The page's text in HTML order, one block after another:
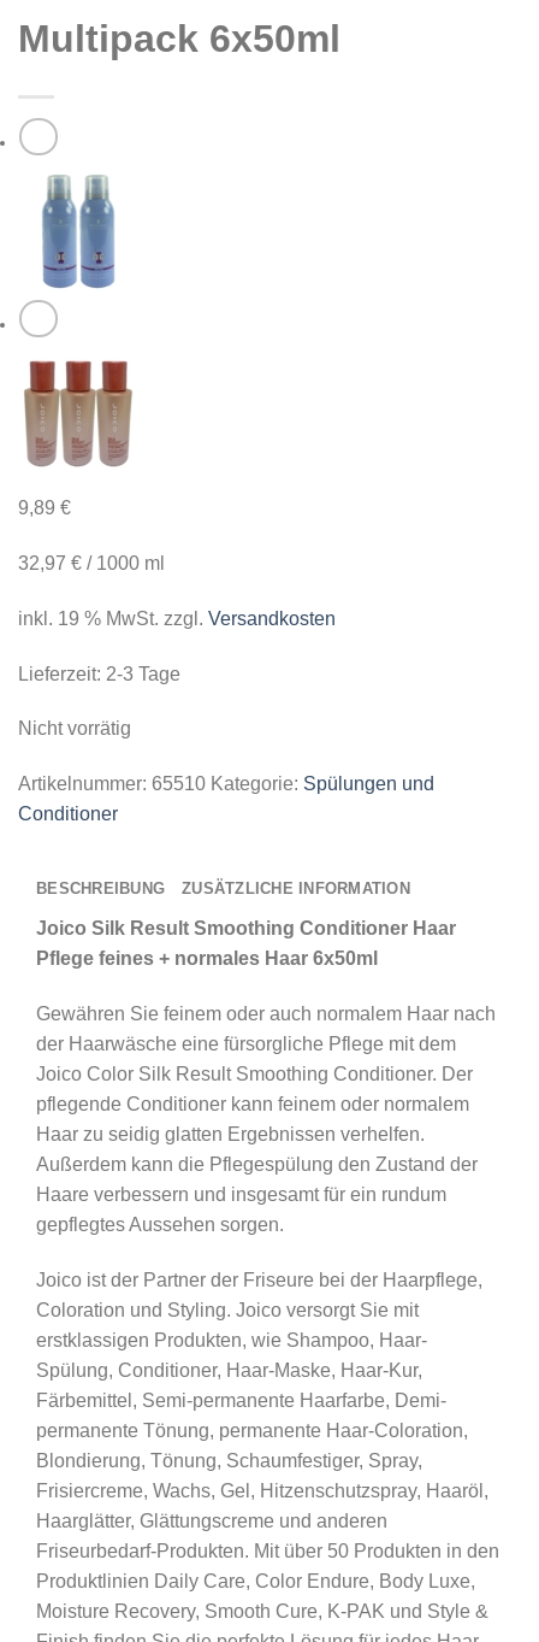
Multipack 6x50ml
9,89 €
32,97 € / 1000 ml
inkl. 19 % MwSt. zzgl. Versandkosten
Lieferzeit: 2-3 Tage
Nicht vorrätig
Artikelnummer: 65510 Kategorie: Spülungen und
Conditioner
BESCHREIBUNG ZUSÄTZLICHE INFORMATION
Joico Silk Result Smoothing Conditioner Haar
Pflege feines + normales Haar 6x50ml
Gewähren Sie feinem oder auch normalem Haar nach
der Haarwäsche eine fürsorgliche Pflege mit dem
Joico Color Silk Result Smoothing Conditioner. Der
pflegende Conditioner kann feinem oder normalem
Haar zu seidig glatten Ergebnissen verhelfen.
Außerdem kann die Pflegespülung den Zustand der
Haare verbessern und insgesamt für ein rundum
gepflegtes Aussehen sorgen.
Joico ist der Partner der Friseure bei der Haarpflege,
Coloration und Styling. Joico versorgt Sie mit
erstklassigen Produkten, wie Shampoo, Haar-
Spülung, Conditioner, Haar-Maske, Haar-Kur,
Färbemittel, Semi-permanente Haarfarbe, Demi-
permanente Tönung, permanente Haar-Coloration,
Blondierung, Tönung, Schaumfestiger, Spray,
Frisiercreme, Wachs, Gel, Hitzenschutzspray, Haaröl,
Haarglätter, Glättungscreme und anderen
Friseurbedarf-Produkten. Mit über 50 Produkten in den
Produktlinien Daily Care, Color Endure, Body Luxe,
Moisture Recovery, Smooth Cure, K-PAK und Style &